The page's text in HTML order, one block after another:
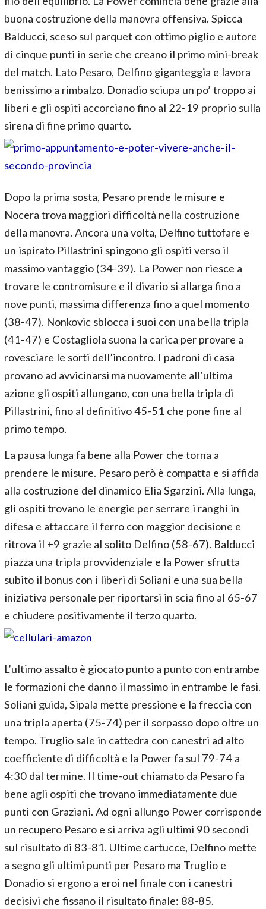
buona costruzione della manovra offensiva. Spicca
Balducci, sceso sul parquet con ottimo piglio e autore
di cinque punti in serie che creano il primo mini-break
del match. Lato Pesaro, Delfino giganteggia e lavora
benissimo a rimbalzo. Donadio sciupa un po’ troppo ai
liberi e gli ospiti accorciano fino al 22-19 proprio sulla
sirena di fine primo quarto.
Dopo la prima sosta, Pesaro prende le misure e
Nocera trova maggiori difficoltà nella costruzione
della manovra. Ancora una volta, Delfino tuttofare e
un ispirato Pillastrini spingono gli ospiti verso il
massimo vantaggio (34-39). La Power non riesce a
trovare le contromisure e il divario si allarga fino a
nove punti, massima differenza fino a quel momento
(38-47). Nonkovic sblocca i suoi con una bella tripla
(41-47) e Costagliola suona la carica per provare a
rovesciare le sorti dell’incontro. I padroni di casa
provano ad avvicinarsi ma nuovamente all’ultima
azione gli ospiti allungano, con una bella tripla di
Pillastrini, fino al definitivo 45-51 che pone fine al
primo tempo.
La pausa lunga fa bene alla Power che torna a
prendere le misure. Pesaro però è compatta e si affida
alla costruzione del dinamico Elia Sgarzini. Alla lunga,
gli ospiti trovano le energie per serrare i ranghi in
difesa e attaccare il ferro con maggior decisione e
ritrova il +9 grazie al solito Delfino (58-67). Balducci
piazza una tripla provvidenziale e la Power sfrutta
subito il bonus con i liberi di Soliani e una sua bella
iniziativa personale per riportarsi in scia fino al 65-67
e chiudere positivamente il terzo quarto.
L’ultimo assalto è giocato punto a punto con entrambe
le formazioni che danno il massimo in entrambe le fasi.
Soliani guida, Sipala mette pressione e la freccia con
una tripla aperta (75-74) per il sorpasso dopo oltre un
tempo. Truglio sale in cattedra con canestri ad alto
coefficiente di difficoltà e la Power fa sul 79-74 a
4:30 dal termine. Il time-out chiamato da Pesaro fa
bene agli ospiti che trovano immediatamente due
punti con Graziani. Ad ogni allungo Power corrisponde
un recupero Pesaro e si arriva agli ultimi 90 secondi
sul risultato di 83-81. Ultime cartucce, Delfino mette
a segno gli ultimi punti per Pesaro ma Truglio e
Donadio si ergono a eroi nel finale con i canestri
decisivi che fissano il risultato finale: 88-85.